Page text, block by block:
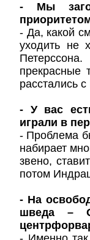
- Мы
- Да, какой
уходить не
прекрасные
расстались
- У вас
играли в
- Проблема
набирает
звено,
потом
- На
шведа –